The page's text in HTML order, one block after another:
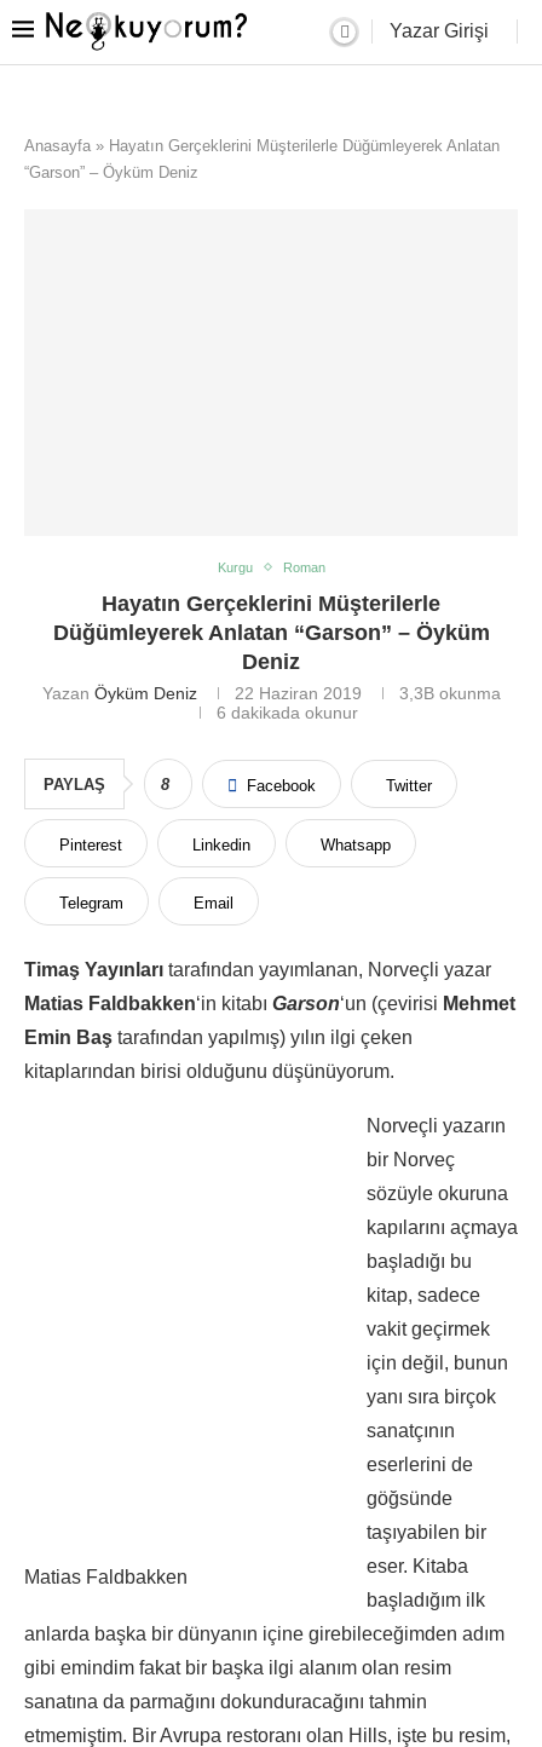
Yazar Girişi
Anasayfa » Hayatın Gerçeklerini Müşterilerle Düğümleyerek Anlatan
“Garson” – Öyküm Deniz
Kurgu Roman
Hayatın Gerçeklerini Müşterilerle
Düğümleyerek Anlatan “Garson” – Öyküm
Deniz
Yazan Öyküm Deniz 22 Haziran 2019 3,3Bokunma
6 dakikada okunur
PAYLAŞ 8 Facebook Twitter
Pinterest Linkedin Whatsapp
Telegram Email
Timaş Yayınları tarafından yayımlanan, Norveçli yazar
Matias Faldbakken‘in kitabı Garson‘un (çevirisi Mehmet
Emin Baş tarafından yapılmış) yılın ilgi çeken
kitaplarından birisi olduğunu düşünüyorum.
Matias Faldbakken
Norveçli yazarın
bir Norveç
sözüyle okuruna
kapılarını açmaya
başladığı bu
kitap, sadece
vakit geçirmek
için değil, bunun
yanı sıra birçok
sanatçının
eserlerini de
göğsünde
taşıyabilen bir
eser. Kitaba
başladığım ilk
anlarda başka bir dünyanın içine girebileceğimden adım
gibi emindim fakat bir başka ilgi alanım olan resim
sanatına da parmağını dokunduracağını tahmin
etmemiştim. Bir Avrupa restoranı olan Hills, işte bu resim,